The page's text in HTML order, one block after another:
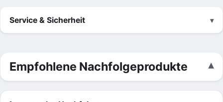
Service & Sicherheit
Empfohlene Nachfolgeprodukte